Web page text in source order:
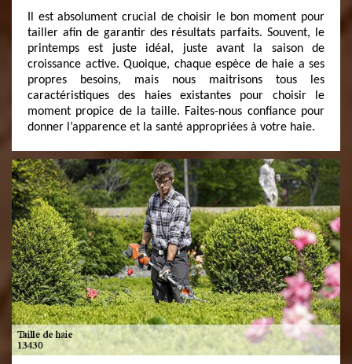
Il est absolument crucial de choisir le bon moment pour
tailler afin de garantir des résultats parfaits. Souvent, le
printemps est juste idéal, juste avant la saison de
croissance active. Quoique, chaque espèce de haie a ses
propres besoins, mais nous maitrisons tous les
caractéristiques des haies existantes pour choisir le
moment propice de la taille. Faites-nous confiance pour
donner l’apparence et la santé appropriées à votre haie.